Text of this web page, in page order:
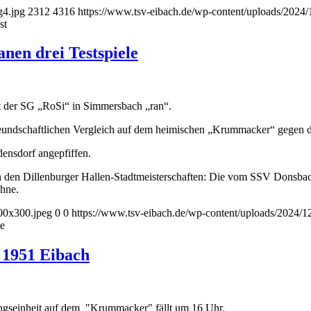
2312 4316 https://www.tsv-eibach.de/wp-content/uploads/
drei Testspiele
SG „RoSi“ in Simmersbach „ran“.
Vergleich auf dem heimischen „Krummacker“ gegen
angepfiffen.
Dillenburger Hallen-Stadtmeisterschaften: Die vom SSV
0 0 https://www.tsv-eibach.de/wp-content/uploads/2024/
Eibach
auf dem "Krummacker" fällt um 16 Uhr.